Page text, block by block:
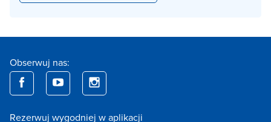
Obserwuj nas:
Rezerwuj wygodniej w aplikacji